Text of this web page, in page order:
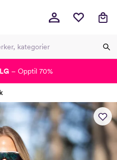
valg! Til kassen
– Opptil 70%
-
-
-
-